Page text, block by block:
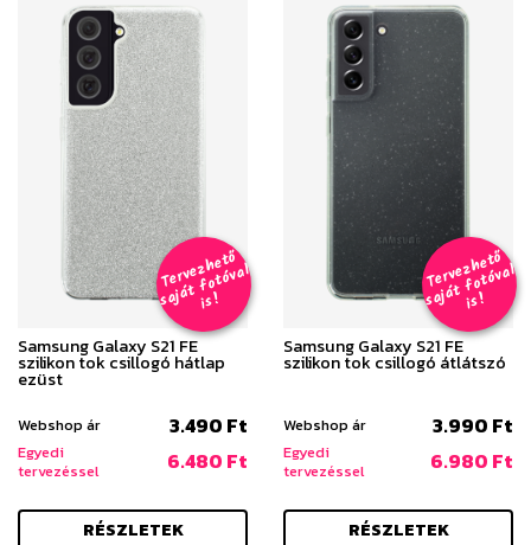
T
er
v
e
z
h
e
t
ő
s
aj
á
t
f
o
t
ó
v
al
i
s
!
Samsung Galaxy S21 FE
szilikon tok csillogó hátlap
ezüst
Webshop ár 3.490 Ft
Egyedi
tervezéssel
6.480 Ft
RÉSZLETEK
T
er
v
e
z
h
e
t
ő
s
aj
á
t
f
o
t
ó
v
al
i
s
!
Samsung Galaxy S21 FE
szilikon tok csillogó átlátszó
Webshop ár 3.990 Ft
Egyedi
tervezéssel
6.980 Ft
RÉSZLETEK